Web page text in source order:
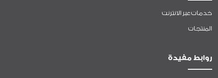
خدمات عبر الانترنت
المنتجات
روابط مفيدة